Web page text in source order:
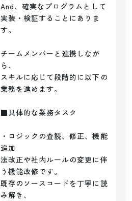
And、確実なプログラムとして
実装・検証することにありま
す。
チームメンバーと連携しなが
ら、
スキルに応じて段階的に以下の
業務を進めます。
■具体的な業務タスク
・ロジックの査読、修正、機能
追加
法改正や社内ルールの変更に伴
う機能改修です。
既存のソースコードを丁寧に読
み解き、